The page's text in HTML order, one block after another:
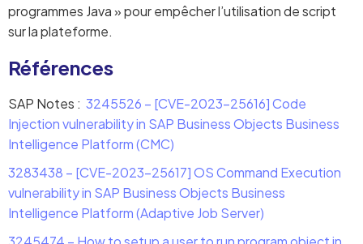
programmes Java » pour empêcher l’utilisation de script
sur la plateforme.
Références
SAP Notes : 3245526 – [CVE-2023-25616] Code
Injection vulnerability in SAP Business Objects Business
Intelligence Platform (CMC)
3283438 – [CVE-2023-25617] OS Command Execution
vulnerability in SAP Business Objects Business
Intelligence Platform (Adaptive Job Server)